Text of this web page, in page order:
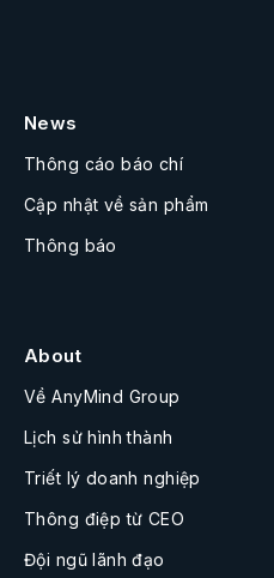
News
Thông cáo báo chí
Cập nhật về sản phẩm
Thông báo
About
Về AnyMind Group
Lịch sử hình thành
Triết lý doanh nghiệp
Thông điệp từ CEO
Đội ngũ lãnh đạo